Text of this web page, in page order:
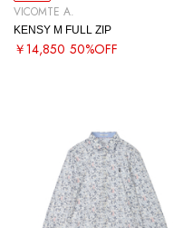
VICOMTE A.
KENSY M FULL ZIP
￥14,850 50%OFF